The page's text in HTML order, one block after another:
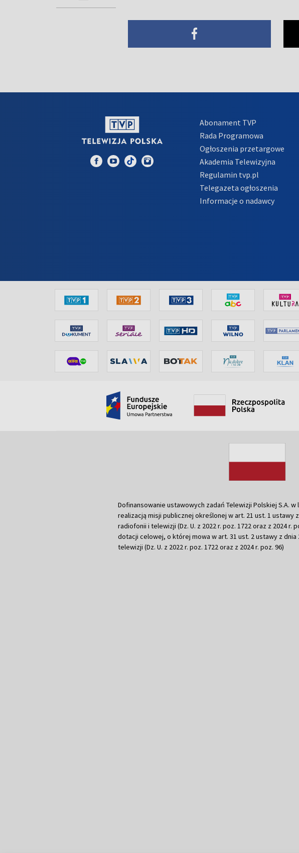
Abonament TVP
Rada Programowa
Ogłoszenia przetargowe
Akademia Telewizyjna
Regulamin tvp.pl
Telegazeta ogłoszenia
Informacje o nadawcy
Dofinansowanie ustawowych zadań Telewizji Polskiej S.A.
realizacją misji publicznej określonej w art. 21 ust. 1 ustawy
radiofonii i telewizji (Dz. U. z 2022 r. poz. 1722 oraz z 2024 r.
dotacji celowej, o której mowa w art. 31 ust. 2 ustawy z dnia
telewizji (Dz. U. z 2022 r. poz. 1722 oraz z 2024 r. poz. 96)